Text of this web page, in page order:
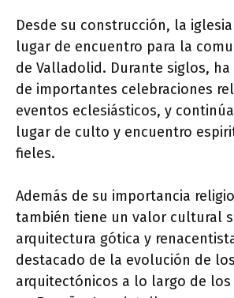
Desde su construcción, la
lugar de encuentro para la
de Valladolid. Durante siglos,
de importantes celebraciones
eventos eclesiásticos, y
lugar de culto y encuentro
fieles.
Además de su importancia
también tiene un valor cultural
arquitectura gótica y
destacado de la evolución de
arquitectónicos a lo largo de los